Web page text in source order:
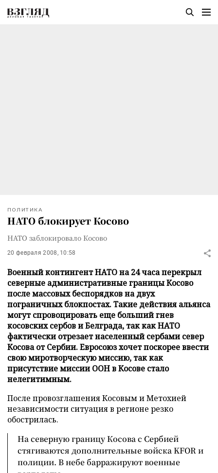
ПОЛИТИКА
НАТО блокирует Косово
НАТО заблокировало Косово
20 февраля 2008, 10:58
Военный контингент НАТО на 24 часа перекрыл
северные административные границы Косово
после массовых беспорядков на двух
пограничных блокпостах. Такие действия альянса
могут спровоцировать еще больший гнев
косовских сербов и Белграда, так как НАТО
фактически отрезает населенный сербами север
Косова от Сербии. Евросоюз хочет поскорее ввести
свою миротворческую миссию, так как
присутствие миссии ООН в Косове стало
нелегитимным.
После провозглашения Косовым и Метохией
независимости ситуация в регионе резко
обострилась.
На северную границу Косова с Сербией
стягиваются дополнительные войска KFOR и
полиции. В небе барражируют военные